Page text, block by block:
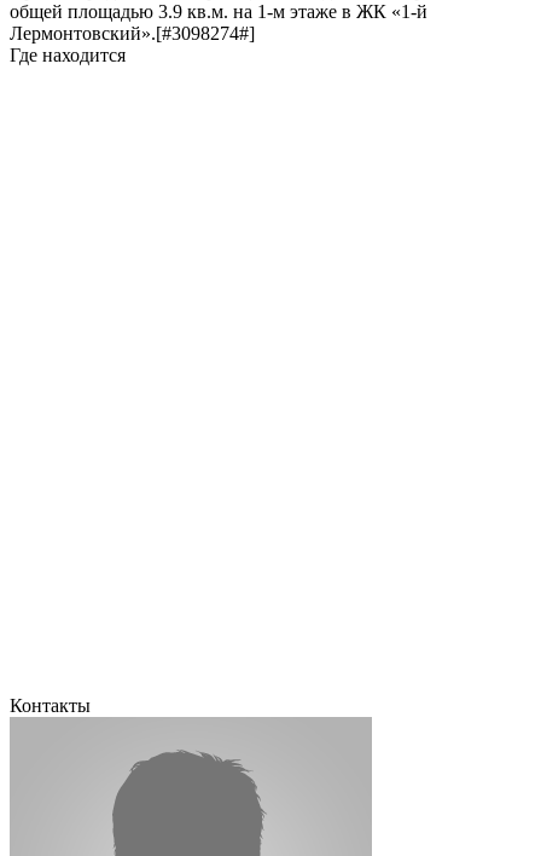
общей площадью 3.9 кв.м. на 1-м этаже в ЖК «1-й
Лермонтовский».[#3098274#]
Где находится
Контакты